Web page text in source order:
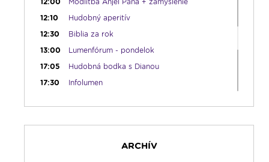
12:10
Hudobný aperitív
12:30
Biblia za rok
13:00
Lumenfórum - pondelok
17:05
Hudobná bodka s Dianou
17:30
Infolumen
Rádio Vatikán - SKARCHÍV